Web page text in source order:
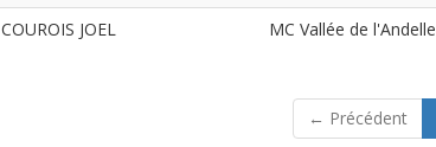
COUROIS JOEL MC Vallée de l'Andelle
← Précédent